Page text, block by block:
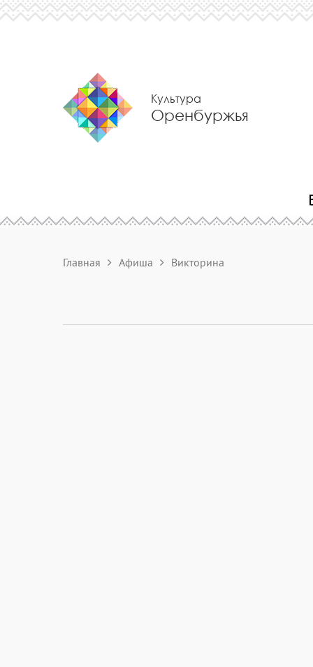
Культура
Оренбуржья
Главная Афиша Викторина